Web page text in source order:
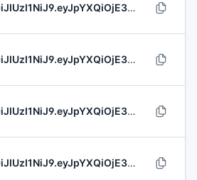
eyJhbGciOiJIUzI1NiJ9.eyJpYXQiOjE3ODYxODAwMjksImV4cCI6MTc4NjE4NDA4NywibmJmIjoxNzY5NTk3MDAxLCJpc3MiOiJNb29yZSwgS2VybHVrZSBhbmQgQnJ1ZW4iLCJzdWIiOiIyY2ZiYzhlNy1iNWExLTQxZDktYTVjZS0wZjg0NjhmM2QwZDEiLCJhdWQiOiI5MGM4MWU4OS03OGU3LTQ1ZDgtOTBlMS1iZjQyNDNhNGFkMTUiLCJqdGkiOiIyY2ZmNmFhNi02YTQ2LTQ4NTAtYTk0Yi1lOWYzMWNiN2NkOWQifQ.JbApji2Fg29l3UiMnOM01Nm4QuoFCqMOCxTH0UEGaI1QetMHehNqj7fex2cpFAws
eyJhbGciOiJIUzI1NiJ9.eyJpYXQiOjE3ODYxNjQ1NjUsImV4cCI6MTc4NjE4MTYzNSwibmJmIjoxODE2NjEyMzUyLCJpc3MiOiJTY2h1cHBlIC0gT2xzb24iLCJzdWIiOiJiYThjNWMyOC04YzEyLTQwNTctYTExOS02Y2U2N2U4NGQwODYiLCJhdWQiOiI5MjU5MGJmYS1kMzE0LTQyNjktOGNkNi05MGM2YmM1MzljZTEiLCJqdGkiOiJkMDY3ZDkyZS0wODRlLTQ0ODEtYWEyMS00YjcxN2EwZWEyMTMifQ.QFJ5w5txBIOthhKfcWDrHEhGYXIJV5WqGYQBa4VC4muqcuZYPgu4eQ2zzoZ6nQWa
eyJhbGciOiJIUzI1NiJ9.eyJpYXQiOjE3ODYxMDkwMDUsImV4cCI6MTc4NjE2MDgzOSwibmJmIjoxNzg5MTQ1NzE2LCJpc3MiOiJBbHRlbndlcnRoIC0gT3NpbnNraSIsInN1YiI6ImQ1OWRjZjkyLTE4YmMtNGFkMC1hNzI4LTc4YjhjMGZhNzNkYSIsImF1ZCI6IjY5MTJkM2EyLTczMzYtNDBjMS1iYjMzLTY5NzI5ZTBmOWI0OCIsImp0aSI6ImY5NmFiYjFiLTMzYTctNGU3OC1hZTY1LTNmZDk0ZjY4ZWI4MiJ9.XN8vEenej21HZQGNFpEMGwWLnKaocLEAIKV6hcBtYznzdADxYsRlXfWBVIsQ1bjp
eyJhbGciOiJIUzI1NiJ9.eyJpYXQiOjE3ODYxNDA0OTcsImV4cCI6MTc4NjIwMDE5OCwibmJmIjoxODExMzQzNjI2LCJpc3MiOiJLdWIgLSBTZW5nZXIiLCJzdWIiOiI3MzExNGRkYS02MWFjLTRjNTEtYjVhYy04OWI2MmY5NGY0YzEiLCJhdWQiOiI2ZWUwYWM5OS0zZDBkLTQ1MjItOGZlYy05YTllZDJmMjc2NDgiLCJqdGkiOiI1NzZlMTRiYy04Zjg5LTQwM2ItYjczYi1jZDIzN2Y3MjA5MjcifQ.dHUxG2B5HRQZ10kxXxEAUs9Ln1A6U1j0dssTT4PHC8ECaRP7ktGl8en3L4jisR3H